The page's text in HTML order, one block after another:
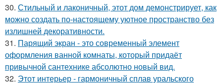
30. Стильный и лаконичный, этот дом демонстрирует, как
можно создать по-настоящему уютное пространство без
излишней декоративности.
31. Парящий экран - это современный элемент
оформления ванной комнаты, который придаёт
привычной сантехнике абсолютно новый вид.
32. Этот интерьер - гармоничный сплав уральского